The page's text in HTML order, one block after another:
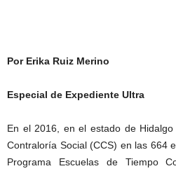
Por Erika Ruiz Merino
Especial de Expediente Ultra
En el 2016, en el estado de
Contraloría Social (CCS) en las 664
Programa Escuelas de Tiempo